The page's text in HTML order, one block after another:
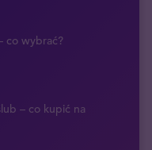
co wybrać?
– co kupić na